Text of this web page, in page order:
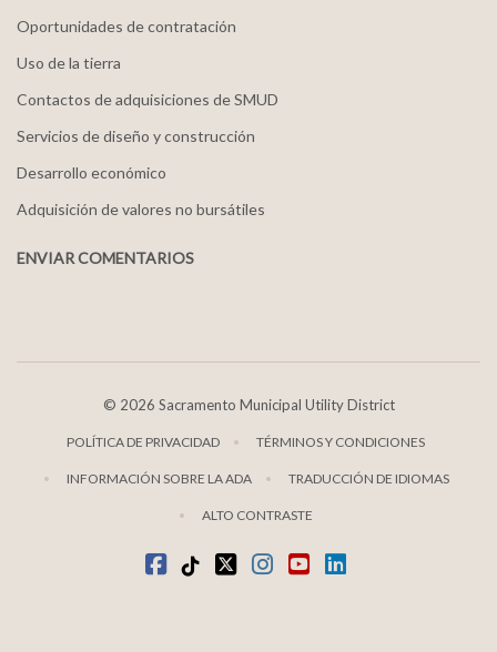
Oportunidades de contratación
Uso de la tierra
Contactos de adquisiciones de SMUD
Servicios de diseño y construcción
Desarrollo económico
Adquisición de valores no bursátiles
ENVIAR COMENTARIOS
© 2026 Sacramento Municipal Utility District
POLÍTICA DE PRIVACIDAD TÉRMINOS Y CONDICIONES
INFORMACIÓN SOBRE LA ADA TRADUCCIÓN DE IDIOMAS
ALTO CONTRASTE
Facebook
TikToktwitterInstagram
youtubeLinkedIn